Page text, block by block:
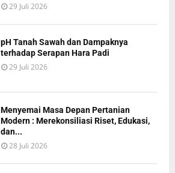
29 Juli 2026
pH Tanah Sawah dan Dampaknya
terhadap Serapan Hara Padi
29 Juli 2026
Menyemai Masa Depan Pertanian
Modern : Merekonsiliasi Riset, Edukasi,
dan...
28 Juli 2026